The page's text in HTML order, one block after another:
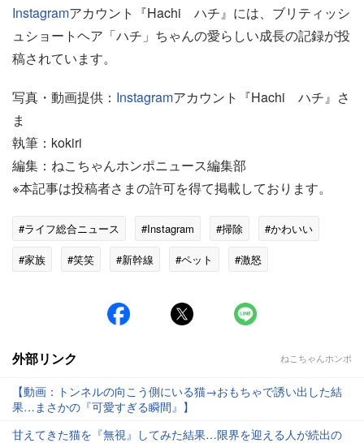
Instagramアカウント『Hachi ハチ』には、ブリティッシ
ュショートヘア「ハチ」ちゃんの愛らしい成長の記録が投
稿されています。
写真・動画提供： Instagramアカウント『Hachi ハチ』さ
ま
執筆：kokiri
編集：ねこちゃんホンポニュース編集部
※本記事は投稿者さまの許可を得て掲載しております。
#ライフ総合ニュース #Instagram #掃除
#かわいい
#家族
#笑笑 #新幹線 #ペット #激怒
外部リンク ねこちゃんホンポ
【動画：トンネルの向こう側にいる猫→おもちゃで誘い出した結
果…まさかの『可愛すぎる瞬間』】
甘えてきた猫を『無視』してみた結果…限界を迎える人が続出の